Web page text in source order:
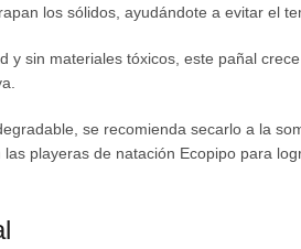
los sólidos, ayudándote a evitar el
y sin materiales tóxicos, este pañal
se recomienda secarlo a la
playeras de natación Ecopipo para